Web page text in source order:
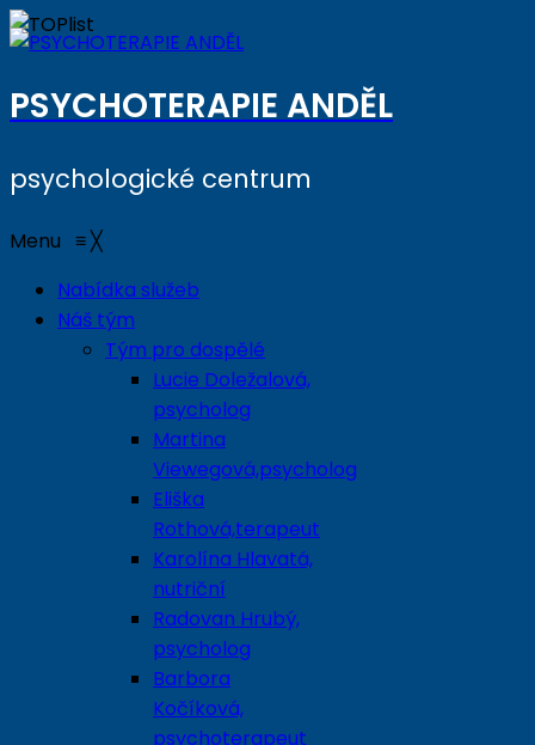
PSYCHOTERAPIE ANDĚL
psychologické centrum
Menu ≡╳
Nabídka služeb
Náš tým
Tým pro dospělé
Lucie Doležalová,
psycholog
Martina
Viewegová,psycholog
Eliška
Rothová,terapeut
Karolína Hlavatá,
nutriční
Radovan Hrubý,
psycholog
Barbora
Kočíková,
psychoterapeut